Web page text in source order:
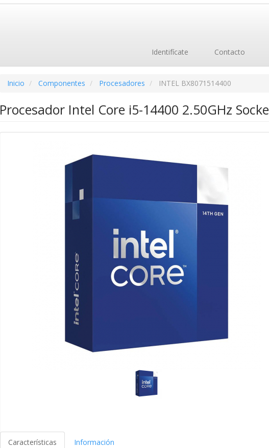
Identifícate Contacto
Inicio Componentes Procesadores INTEL BX8071514400
Procesador Intel Core i5-14400 2.50GHz
Características Información